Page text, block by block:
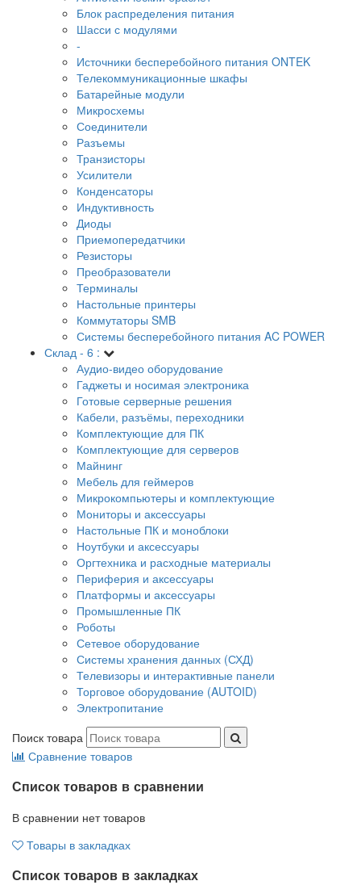
Блок распределения питания
Шасси с модулями
-
Источники бесперебойного питания ONTEK
Телекоммуникационные шкафы
Батарейные модули
Микросхемы
Соединители
Разъемы
Транзисторы
Усилители
Конденсаторы
Индуктивность
Диоды
Приемопередатчики
Резисторы
Преобразователи
Терминалы
Настольные принтеры
Коммутаторы SMB
Системы бесперебойного питания AC POWER
Склад - 6 :
Аудио-видео оборудование
Гаджеты и носимая электроника
Готовые серверные решения
Кабели, разъёмы, переходники
Комплектующие для ПК
Комплектующие для серверов
Майнинг
Мебель для геймеров
Микрокомпьютеры и комплектующие
Мониторы и аксессуары
Настольные ПК и моноблоки
Ноутбуки и аксессуары
Оргтехника и расходные материалы
Периферия и аксессуары
Платформы и аксессуары
Промышленные ПК
Роботы
Сетевое оборудование
Системы хранения данных (СХД)
Телевизоры и интерактивные панели
Торговое оборудование (AUTOID)
Электропитание
Поиск товара
Сравнение товаров
Список товаров в сравнении
В сравнении нет товаров
Товары в закладках
Список товаров в закладках